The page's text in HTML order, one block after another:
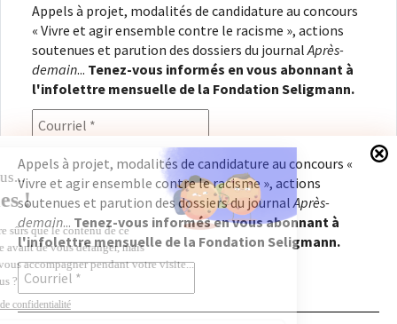
Appels à projet, modalités de candidature au concours
« Vivre et agir ensemble contre le racisme », actions
soutenues et parution des dossiers du journal Après-
demain... Tenez-vous informés en vous abonnant à
l'infolettre mensuelle de la Fondation Seligmann.
En renseignant votre adresse électronique, vous
consentez à recevoir l'infolettre de la Fondation
Seligmann, conformément à notrepolitique de
confidentialité. Il vous sera possible de vous
désabonner à tout moment.
Appels à projet, modalités de candidature au concours «
Vivre et agir ensemble contre le racisme », actions
soutenues et parution des dossiers du journalAprès-
demain... Tenez-vous informés en vous abonnant à
l'infolettre mensuelle de la Fondation Seligmann.